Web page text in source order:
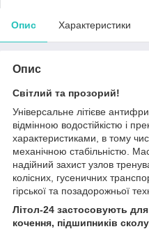
Опис Характеристики
Опис
Світлий та прозорий!
Універсальне літієве
відмінною водостійкістю і
характеристиками, в тому
механічною стабільністю.
надійний захист узлов
колісних, гусеничних
гірської та позадорожньої
Літол-24 застосовують
кочення, підшипників